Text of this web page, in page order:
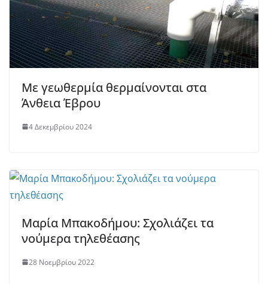
Με γεωθερμία θερμαίνονται στα
Άνθεια Έβρου
4 Δεκεμβρίου 2024
Μαρία Μπακοδήμου: Σχολιάζει τα
νούμερα τηλεθέασης
28 Νοεμβρίου 2022